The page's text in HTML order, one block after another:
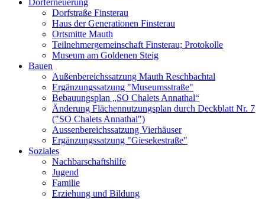
Dorferneuerung
Dorfstraße Finsterau
Haus der Generationen Finsterau
Ortsmitte Mauth
Teilnehmergemeinschaft Finsterau; Protokolle
Museum am Goldenen Steig
Bauen
Außenbereichssatzung Mauth Reschbachtal
Ergänzungssatzung "Museumsstraße"
Bebauungsplan „SO Chalets Annathal“
Änderung Flächennutzungsplan durch Deckblatt Nr. 7
("SO Chalets Annathal")
Aussenbereichssatzung Vierhäuser
Ergänzungssatzung "Giesekestraße"
Soziales
Nachbarschaftshilfe
Jugend
Familie
Erziehung und Bildung